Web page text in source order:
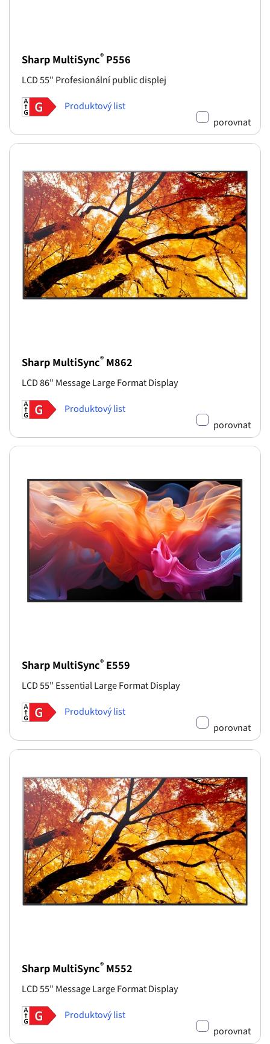
Sharp MultiSync® P556
LCD 55" Profesionální public displej
Produktový list
porovnat
Sharp MultiSync® M862
LCD 86" Message Large Format Display
Produktový list
porovnat
Sharp MultiSync® E559
LCD 55" Essential Large Format Display
Produktový list
porovnat
Sharp MultiSync® M552
LCD 55" Message Large Format Display
Produktový list
porovnat